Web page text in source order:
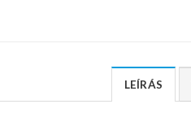
LEÍRÁS